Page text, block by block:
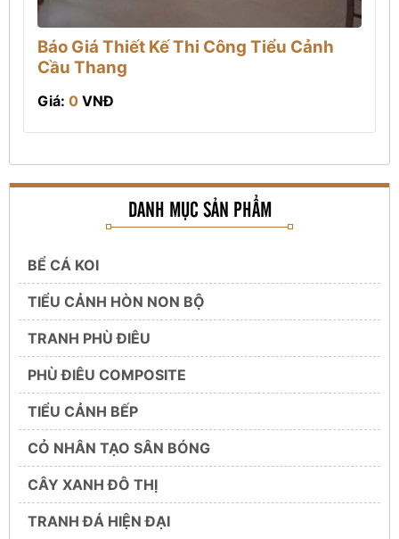
Báo Giá Thiết Kế Thi Công Tiểu Cảnh
Cầu Thang
Giá: 0 VNĐ
DANH MỤC SẢN PHẨM
BỂ CÁ KOI
TIỂU CẢNH HÒN NON BỘ
TRANH PHÙ ĐIÊU
PHÙ ĐIÊU COMPOSITE
TIỂU CẢNH BẾP
CỎ NHÂN TẠO SÂN BÓNG
CÂY XANH ĐÔ THỊ
TRANH ĐÁ HIỆN ĐẠI